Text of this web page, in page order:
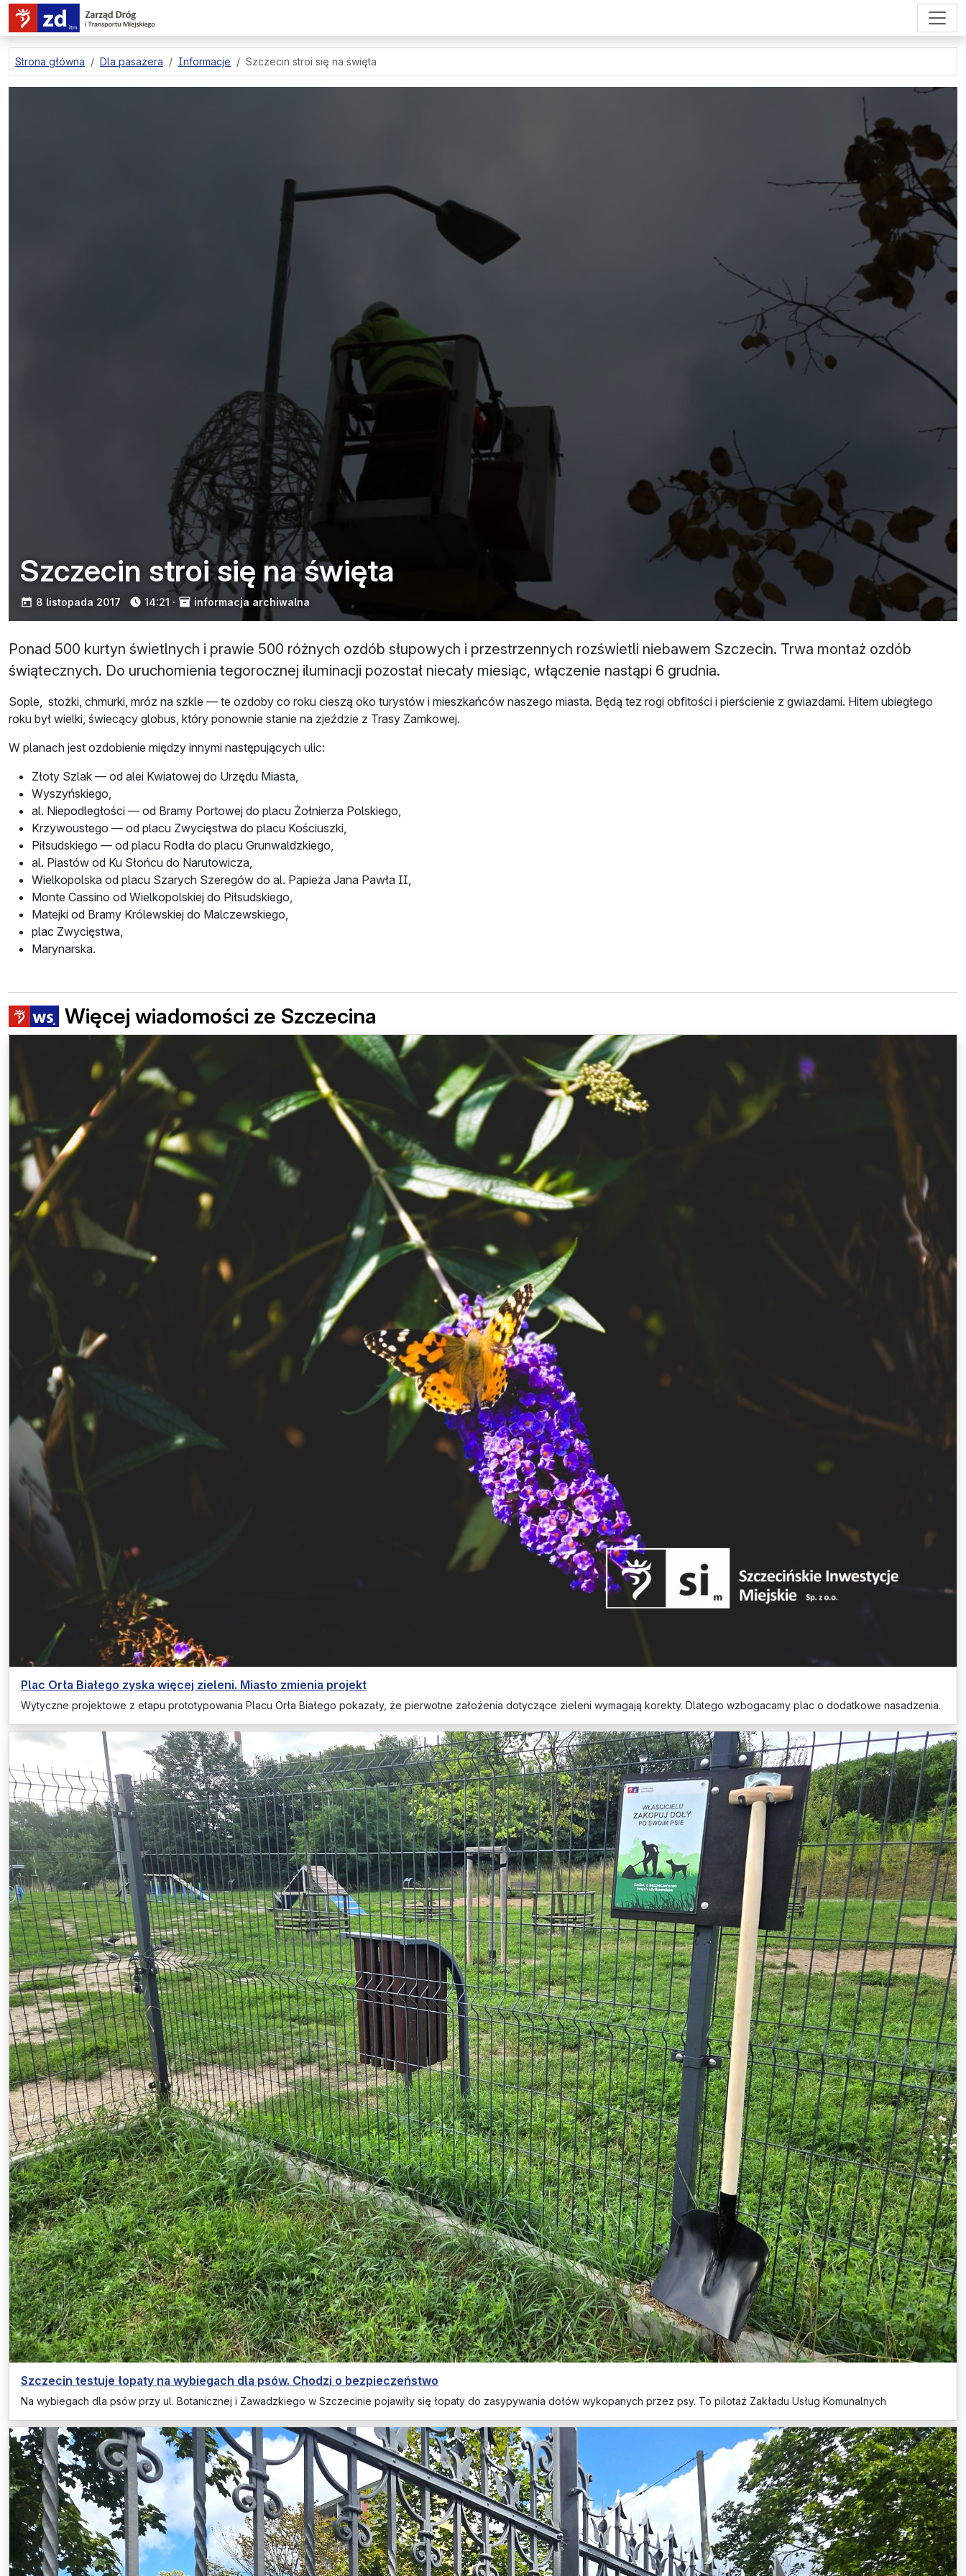
przejdź do treści strony
Strona główna Dla pasażera Informacje Szczecin stroi się na święta
Szczecin stroi się na święta
opublikowano:
8 listopada 2017 14:21 · informacja archiwalna
Ponad 500 kurtyn świetlnych i prawie 500 różnych ozdób słupowych i przestrzennych rozświetli niebawem Szczecin. Trwa montaż ozdób
świątecznych. Do uruchomienia tegorocznej iluminacji pozostał niecały miesiąc, włączenie nastąpi 6 grudnia.
Sople, stożki, chmurki, mróz na szkle — te ozdoby co roku cieszą oko turystów i mieszkańców naszego miasta. Będą tez rogi obfitości i pierścienie z gwiazdami. Hitem ubiegłego
roku był wielki, świecący globus, który ponownie stanie na zjeździe z Trasy Zamkowej.
W planach jest ozdobienie między innymi następujących ulic:
Złoty Szlak — od alei Kwiatowej do Urzędu Miasta,
Wyszyńskiego,
al. Niepodległości — od Bramy Portowej do placu Żołnierza Polskiego,
Krzywoustego — od placu Zwycięstwa do placu Kościuszki,
Piłsudskiego — od placu Rodła do placu Grunwaldzkiego,
al. Piastów od Ku Słońcu do Narutowicza,
Wielkopolska od placu Szarych Szeregów do al. Papieża Jana Pawła II,
Monte Cassino od Wielkopolskiej do Piłsudskiego,
Matejki od Bramy Królewskiej do Malczewskiego,
plac Zwycięstwa,
Marynarska.
Więcej wiadomości ze Szczecina
Plac Orła Białego zyska więcej zieleni. Miasto zmienia projekt
Wytyczne projektowe z etapu prototypowania Placu Orła Białego pokazały, że pierwotne założenia dotyczące zieleni wymagają korekty. Dlatego wzbogacamy plac o dodatkowe nasadzenia.
Szczecin testuje łopaty na wybiegach dla psów. Chodzi o bezpieczeństwo
Na wybiegach dla psów przy ul. Botanicznej i Zawadzkiego w Szczecinie pojawiły się łopaty do zasypywania dołów wykopanych przez psy. To pilotaż Zakładu Usług Komunalnych